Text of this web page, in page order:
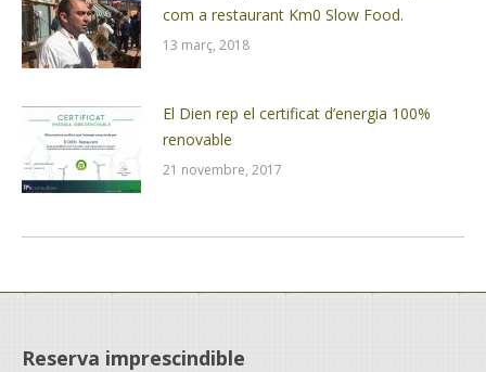
com a restaurant Km0 Slow Food.
13 març, 2018
El Dien rep el certificat d’energia 100%
renovable
21 novembre, 2017
Reserva imprescindible